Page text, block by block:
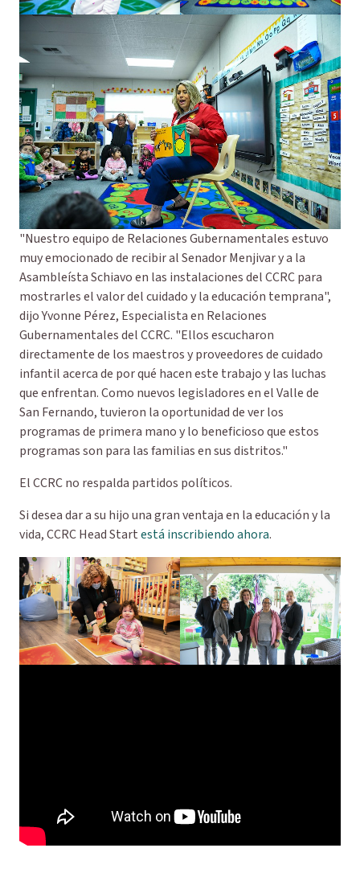
"Nuestro equipo de Relaciones Gubernamentales estuvo
muy emocionado de recibir al Senador Menjivar y a la
Asambleísta Schiavo en las instalaciones del CCRC para
mostrarles el valor del cuidado y la educación temprana",
dijo Yvonne Pérez, Especialista en Relaciones
Gubernamentales del CCRC. "Ellos escucharon
directamente de los maestros y proveedores de cuidado
infantil acerca de por qué hacen este trabajo y las luchas
que enfrentan. Como nuevos legisladores en el Valle de
San Fernando, tuvieron la oportunidad de ver los
programas de primera mano y lo beneficioso que estos
programas son para las familias en sus distritos."
El CCRC no respalda partidos políticos.
Si desea dar a su hijo una gran ventaja en la educación y la
vida, CCRC Head Startestá inscribiendo ahora.